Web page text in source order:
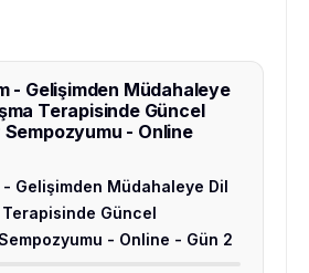
- Gelişimden Müdahaleye
Terapisinde Güncel
Sempozyumu - Online
- Gelişimden Müdahaleye Dil
Güncel
- Online - Gün 2